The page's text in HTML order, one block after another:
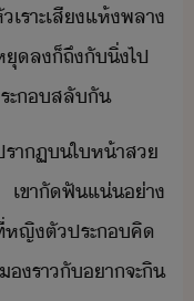
ราะ​เสี​แห้​พลา​
​ล​็​ถึั​ิ่​ไป​
ะ​สลั​ั
าฏ​​ให้า​ส​
า​ัฟั​แ่​่า​
ญิ​ตัประ​คิ​
ราั​า​จะ​ิ​